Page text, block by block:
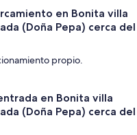
en Bonita villa
(Doña Pepa) cerca del
propio.
en Bonita villa
(Doña Pepa) cerca del